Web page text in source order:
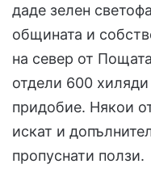
даде зелен
общината и
на север от
отдели 600
придобие. Някои
искат и
пропуснати ползи.